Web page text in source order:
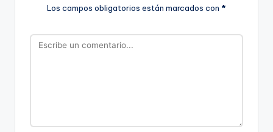
Los campos obligatorios están marcados con *